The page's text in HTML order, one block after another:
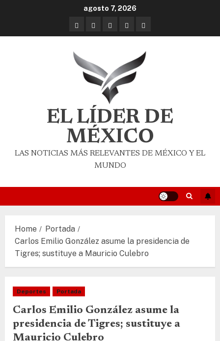
agosto 7, 2026
EL LÍDER DE
MÉXICO
LAS NOTICIAS MÁS RELEVANTES DE MÉXICO Y EL
MUNDO
Home
Portada
Carlos Emilio González asume la presidencia de
Tigres; sustituye a Mauricio Culebro
Deportes Portada
Carlos Emilio González asume la
presidencia de Tigres; sustituye a
Mauricio Culebro